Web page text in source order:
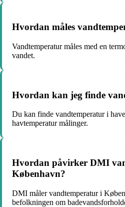
Hvordan måles
Vandtemperatur måles med en
vandet.
Hvordan kan jeg finde
Du kan finde vandtemperatur i
havtemperatur målinger.
Hvordan påvirker DMI
København?
DMI måler vandtemperatur i
befolkningen om